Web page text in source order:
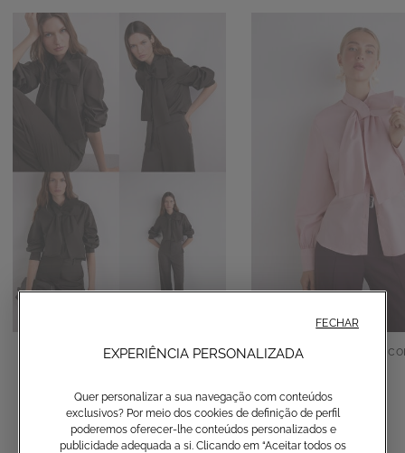
Camisa em algodão com laço Camisa em algodão
EXPERIÊNCIA PERSONALIZADA
Quer personalizar a sua navegação com conteúdos
exclusivos? Por meio dos cookies de definição de perfil
poderemos oferecer-lhe conteúdos personalizados e
publicidade adequada a si. Clicando em “Aceitar todos os
FECHAR